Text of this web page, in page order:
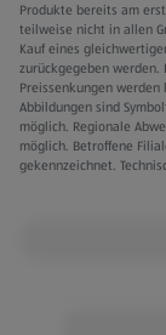
Produkte bereits am
teilweise nicht in allen
Kauf eines
zurückgegeben werden.
Preissenkungen
Abbildungen sind
möglich. Regionale
möglich. Betroffene
gekennzeichnet.